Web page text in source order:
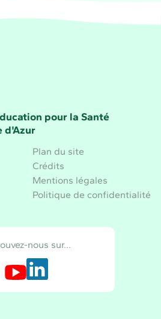
Régional d'Éducation pour la
pour la Santé
d'Azur
Plan du site
Crédits
Mentions légales
Politique de confidentialité
nous sur…
Retrouvez-nous sur Youtube
Retrouvez-nous sur LinkedIn